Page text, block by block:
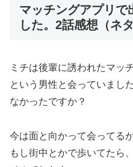
マッチングアプリ
した。2話感想（ネ
ミチは後輩に誘われたマッ
という男性と会っていまし
なかったですか？
今は面と向かって会ってる
もし街中とかで歩いてたら